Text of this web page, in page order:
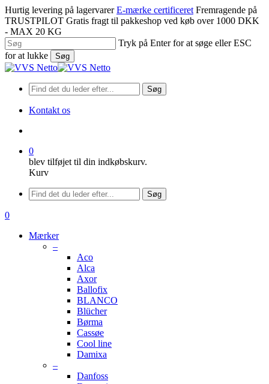
Spring
til
hovedindhold
Hurtig levering på lagervarer E-mærke certificeret Fremragende på
TRUSTPILOT Gratis fragt til pakkeshop ved køb over 1000 DKK
- MAX 20 KG
Tryk på Enter for at søge eller ESC
for at lukke
Søg
Luk
Søg
Kontakt os
0
blev tilføjet til din indkøbskurv.
Kurv
Menu
Søg
søge
0
Mærker
–
Aco
Alca
Axor
Ballofix
BLANCO
Blücher
Børma
Cassøe
Cool line
Damixa
–
Danfoss